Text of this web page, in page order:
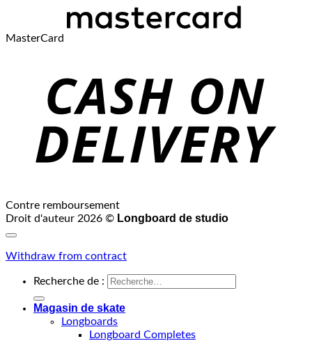
MasterCard
Contre remboursement
Droit d'auteur 2026 © Longboard de studio
Withdraw from contract
Recherche de :
Magasin de skate
Longboards
Longboard Completes